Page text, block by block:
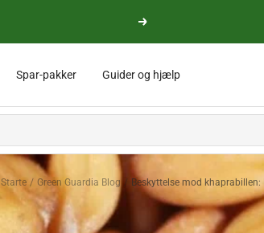
yderligere
Spar-pakker Guider og hjælp
Starte Green Guardia Blog Beskyttelse mod